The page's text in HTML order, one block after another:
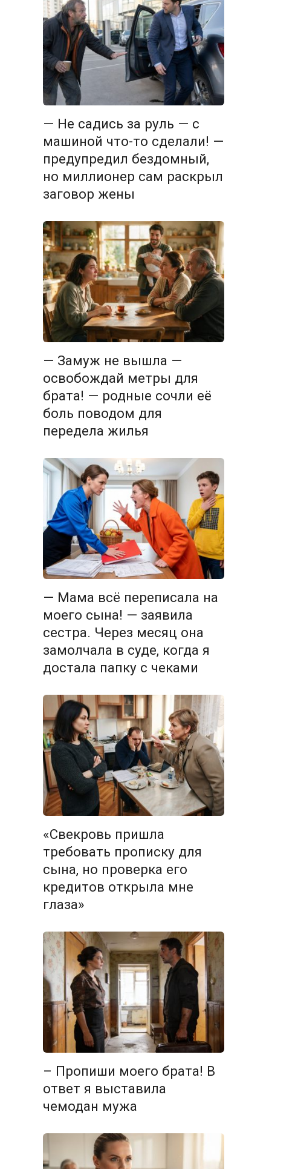
— Не садись за руль — с
машиной что-то сделали! —
предупредил бездомный,
но миллионер сам раскрыл
заговор жены
— Замуж не вышла —
освобождай метры для
брата! — родные сочли её
боль поводом для
передела жилья
— Мама всё переписала на
моего сына! — заявила
сестра. Через месяц она
замолчала в суде, когда я
достала папку с чеками
«Свекровь пришла
требовать прописку для
сына, но проверка его
кредитов открыла мне
глаза»
– Пропиши моего брата! В
ответ я выставила
чемодан мужа